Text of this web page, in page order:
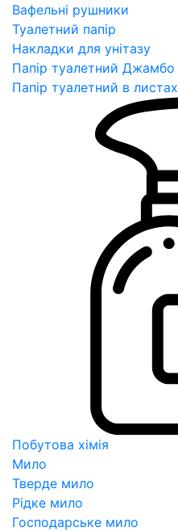
Вафельні рушники
Туалетний папір
Накладки для унітазу
Папір туалетний Джамбо
Папір туалетний в листах
Побутова хімія
Мило
Тверде мило
Рідке мило
Господарське мило